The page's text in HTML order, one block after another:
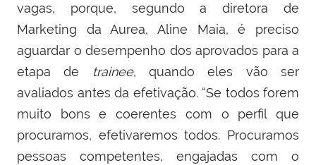
vagas, porque, segundo a diretora de
Marketing da Aurea, Aline Maia, é preciso
aguardar o desempenho dos aprovados para a
etapa de
trainee, quando eles vão ser
avaliados antes da efetivação. “Se todos forem
muito bons e coerentes com o perfil que
procuramos, efetivaremos todos. Procuramos
pessoas competentes, engajadas com o